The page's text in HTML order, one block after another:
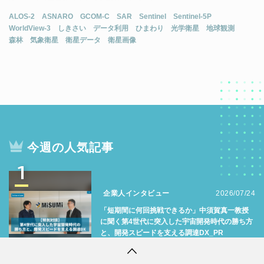
ALOS-2 ASNARO GCOM-C SAR Sentinel
Sentinel-5P
WorldView-3
しきさい データ利用 ひまわり 光学衛星
地球観測
森林
気象衛星 衛星データ 衛星画像
今週の人気記事
1
企業人インタビュー 2026/07/24
「短期間に何回挑戦できるか」中須賀真一教授
に聞く第4世代に突入した宇宙開発時代の勝ち方
と、開発スピードを支える調達DX_PR